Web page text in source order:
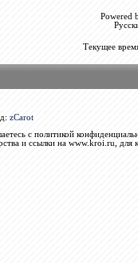
Powered
Текущее
zCarot
с политикой
и ссылки на www.kroi.ru, для